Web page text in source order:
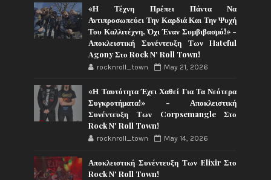
«Η Τέχνη Πρέπει Πάντα Να
Αντιπροσωπεύει Την Καρδιά Και Την Ψυχή
Του Καλλιτέχνη, Όχι Έναν Συμβιβασμό!» -
Αποκλειστική Συνέντευξη Των Hateful
Agony Στο Rock N' Roll Town!
rocknroll_town May 21, 2026
«Η Ταυτότητα Έχει Χαθεί Για Τα Νεότερα
Συγκροτήματα!» - Αποκλειστική
Συνέντευξη Των Corpsemangle Στο
Rock N' Roll Town!
rocknroll_town May 14, 2026
Αποκλειστική Συνέντευξη Των Elixir Στο
Rock N' Roll Town!